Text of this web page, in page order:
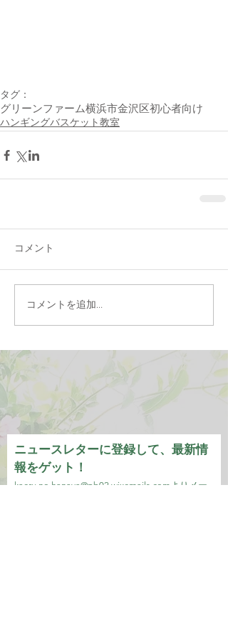
タグ：
グリーンファーム横浜市金沢区初心者向け
ハンギングバスケット教室
コメント
コメントを追加…
ニュースレターに登録して、最新情
報をゲット！
kaeru.no.hanaya@pb02.wixemails.com より メー